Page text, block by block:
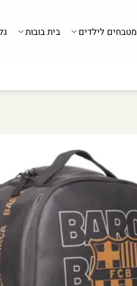
מטבחים לילדים בית בובות